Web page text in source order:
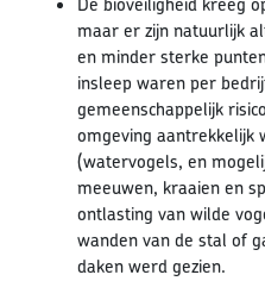
maar er zijn natuurlijk
en minder sterke
insleep waren per
gemeenschappelijk
omgeving aantrekkelijk
(watervogels, en
meeuwen, kraaien en
ontlasting van wilde
wanden van de stal of
daken werd gezien.